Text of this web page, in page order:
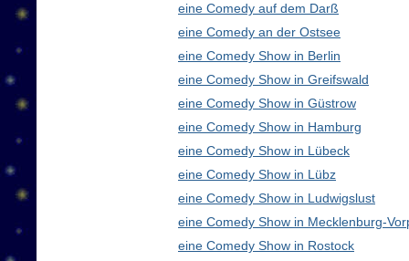
eine Comedy auf dem Darß
eine Comedy an der Ostsee
eine Comedy Show in Berlin
eine Comedy Show in Greifswald
eine Comedy Show in Güstrow
eine Comedy Show in Hamburg
eine Comedy Show in Lübeck
eine Comedy Show in Lübz
eine Comedy Show in Ludwigslust
eine Comedy Show in Mecklenburg-
eine Comedy Show in Rostock